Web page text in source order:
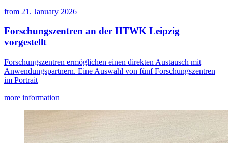
from 21. January 2026
Forschungszentren an der HTWK Leipzig
vorgestellt
Forschungszentren ermöglichen einen direkten Austausch mit
Anwendungspartnern. Eine Auswahl von fünf Forschungszentren
im Portrait
more information